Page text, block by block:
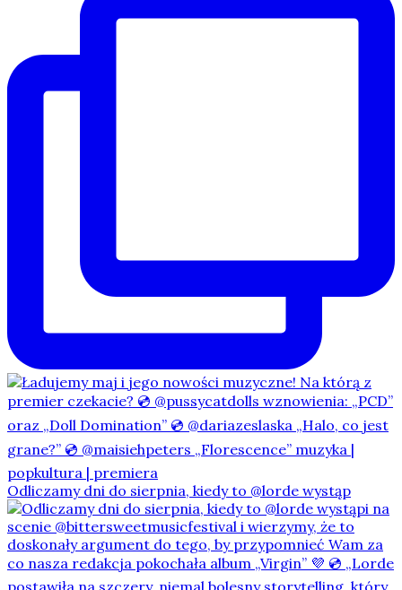
Odliczamy dni do sierpnia, kiedy to @lorde wystąp